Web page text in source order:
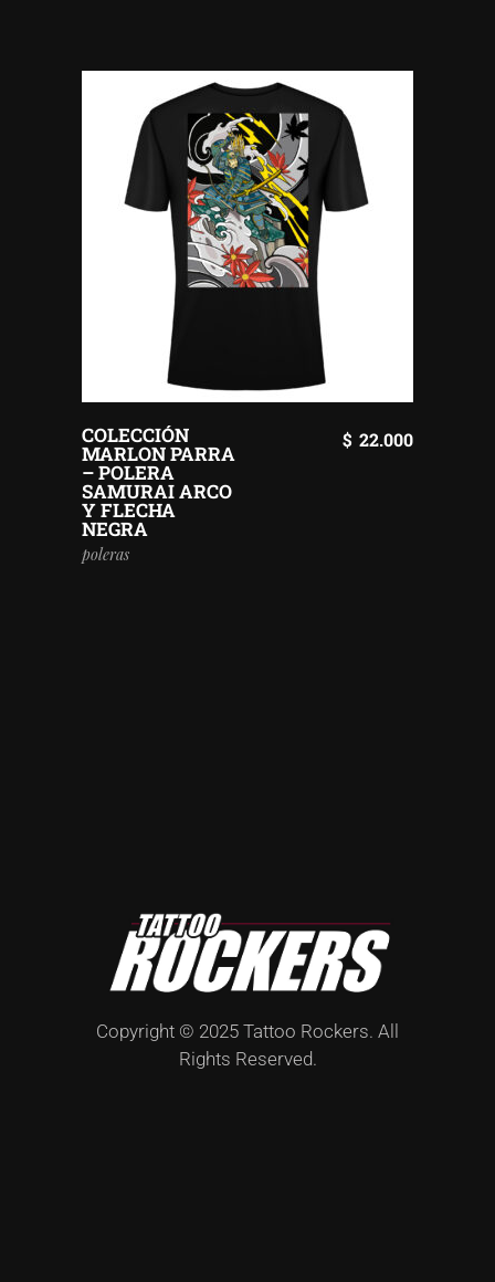
COLECCIÓN
MARLON PARRA
– POLERA
SAMURAI ARCO
Y FLECHA
NEGRA
$ 22.000
poleras
Copyright © 2025 Tattoo Rockers. All
Rights Reserved.